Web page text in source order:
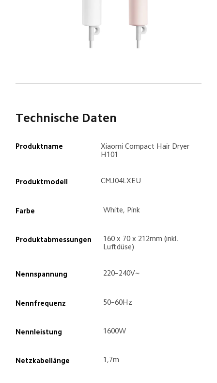
Technische Daten
Produktname
Xiaomi Compact Hair Dryer
H101
Produktmodell CMJ04LXEU
Farbe White, Pink
Produktabmessungen
160 x 70 x 212mm (inkl.
Luftdüse)
Nennspannung 220–240V~
Nennfrequenz 50–60Hz
Nennleistung 1600W
Netzkabellänge 1,7m